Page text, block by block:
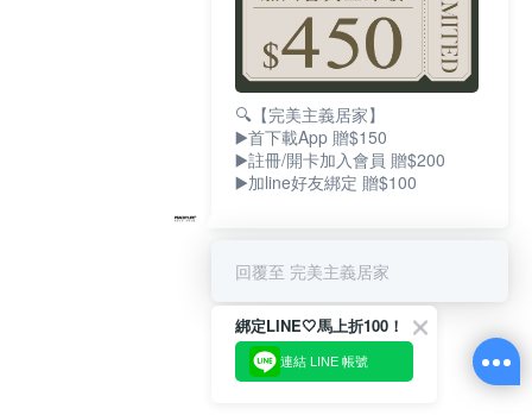
🔍【完美主義居家】
▶️首下載App 贈$150
▶️註冊/開卡加入會員 贈$200
▶️加line好友綁定 贈$100
回覆至 完美主義居家
綁定LINE🤍馬上折100！
連結 LINE 帳號